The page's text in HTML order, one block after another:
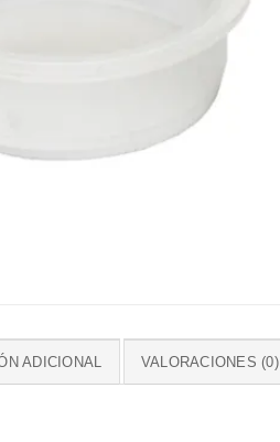
ADICIONAL VALORACIONES (0)